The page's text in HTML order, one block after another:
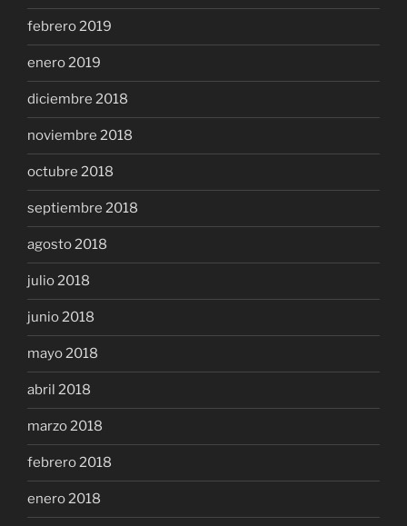
febrero 2019
enero 2019
diciembre 2018
noviembre 2018
octubre 2018
septiembre 2018
agosto 2018
julio 2018
junio 2018
mayo 2018
abril 2018
marzo 2018
febrero 2018
enero 2018